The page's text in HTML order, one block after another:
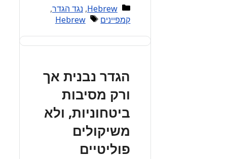
Categories
Hebrew
, נגד הגדר,
קמפיינים
Tags
Hebrew
הגדר נבנית אך
ורק מסיבות
ביטחוניות, ולא
משיקולים
פוליטיים